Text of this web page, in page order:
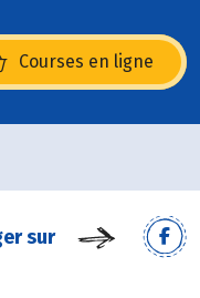
Courses en ligne
sur